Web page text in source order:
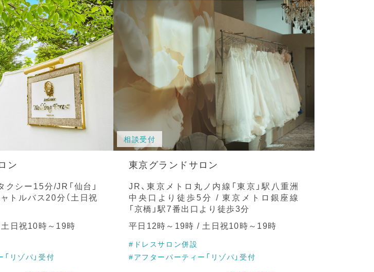
ン
クシー15分/JR「仙台」
トルバス20分（土日祝
日祝10時～19時
リゾパ」受付
相談受付
東京グランドサロン
JR、東京メトロ丸ノ内線「東京」駅八重洲
中央口より徒歩5分 / 東京メトロ銀座線
「京橋」駅7番出口より徒歩3分
平日12時～19時 / 土日祝10時～19時
#ドレスサロン併設
#アフターパーティー「リゾパ」受付